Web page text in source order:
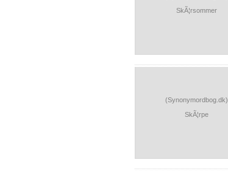
SkÃ¦rsommer
(Synonymordbog.dk)
SkÃ¦rpe